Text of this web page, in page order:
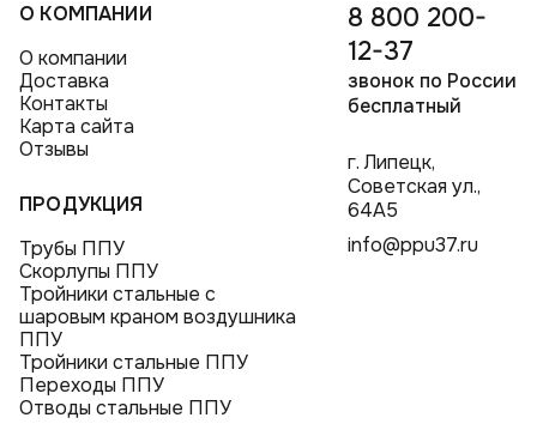
О КОМПАНИИ
О компании
Доставка
Контакты
Карта сайта
Отзывы
ПРОДУКЦИЯ
Трубы ППУ
Скорлупы ППУ
Тройники стальные с
шаровым краном воздушника
ППУ
Тройники стальные ППУ
Переходы ППУ
Отводы стальные ППУ
8 800 200-
12-37
звонок по России
бесплатный
г. Липецк,
Советская ул.,
64А5
info@ppu37.ru